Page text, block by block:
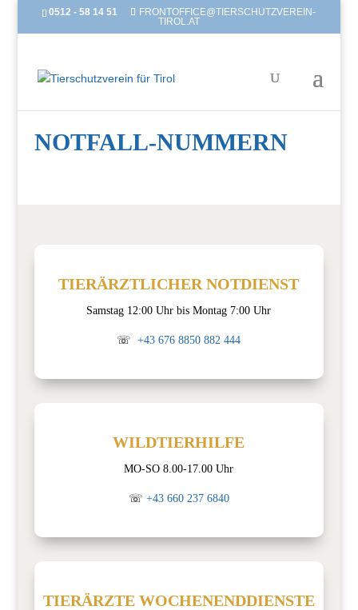
0512 - 58 14 51
FRONTOFFICE@TIERSCHUTZVEREIN-
TIROL.AT
NOTFALL-NUMMERN
TIERÄRZTLICHER NOTDIENST
Samstag 12:00 Uhr bis Montag 7:00 Uhr
☏+43 676 8850 882 444
WILDTIERHILFE
MO-SO 8.00-17.00 Uhr
☏ +43 660 237 6840
TIERÄRZTE WOCHENENDDIENSTE